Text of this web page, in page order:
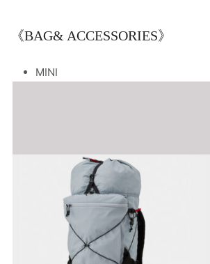
《BAG& ACCESSORIES》
MINI